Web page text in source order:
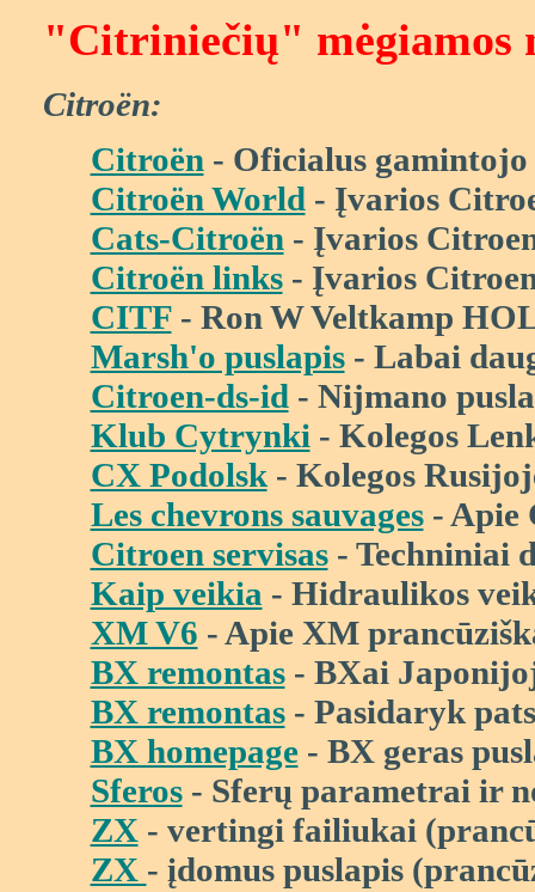
"Citriniečių" mėgiamos
Citroën:
Citroën - Oficialus
Citroën World - Įvarios
Cats-Citroën - Įvarios
Citroën links- Įvarios
CITF- Ron W Veltkamp
Marsh'o puslapis- Labai
Citroen-ds-id - Nijmano
Klub Cytrynki - Kolegos
CX Podolsk- Kolegos
Les chevrons sauvages- Apie
Citroen servisas- Techniniai
Kaip veikia - Hidraulikos
XM V6 - Apie XM prancūziš
BX remontas- BXai
BX remontas- Pasidaryk
BX homepage- BX geras
Sferos- Sferų parametrai ir
ZX - vertingi failiukai (pranc
ZX - įdomus puslapis (prancū